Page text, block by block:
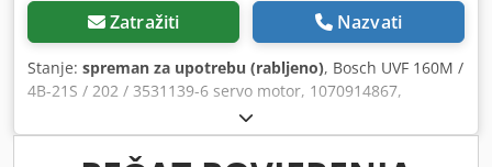
Zatražiti Nazvati
Stanje: spreman za upotrebu (rabljeno), Bosch UVF 160M /
4B-21S / 202 / 3531139-6 servo motor, 1070914867,
profesionalno kompletno remontovan i testiran sa 12
mjeseci garancije, 100% ispravan, obim isporuke kao na
slikama, na ovaj artikl ne vrijede dogovoreni popusti pri